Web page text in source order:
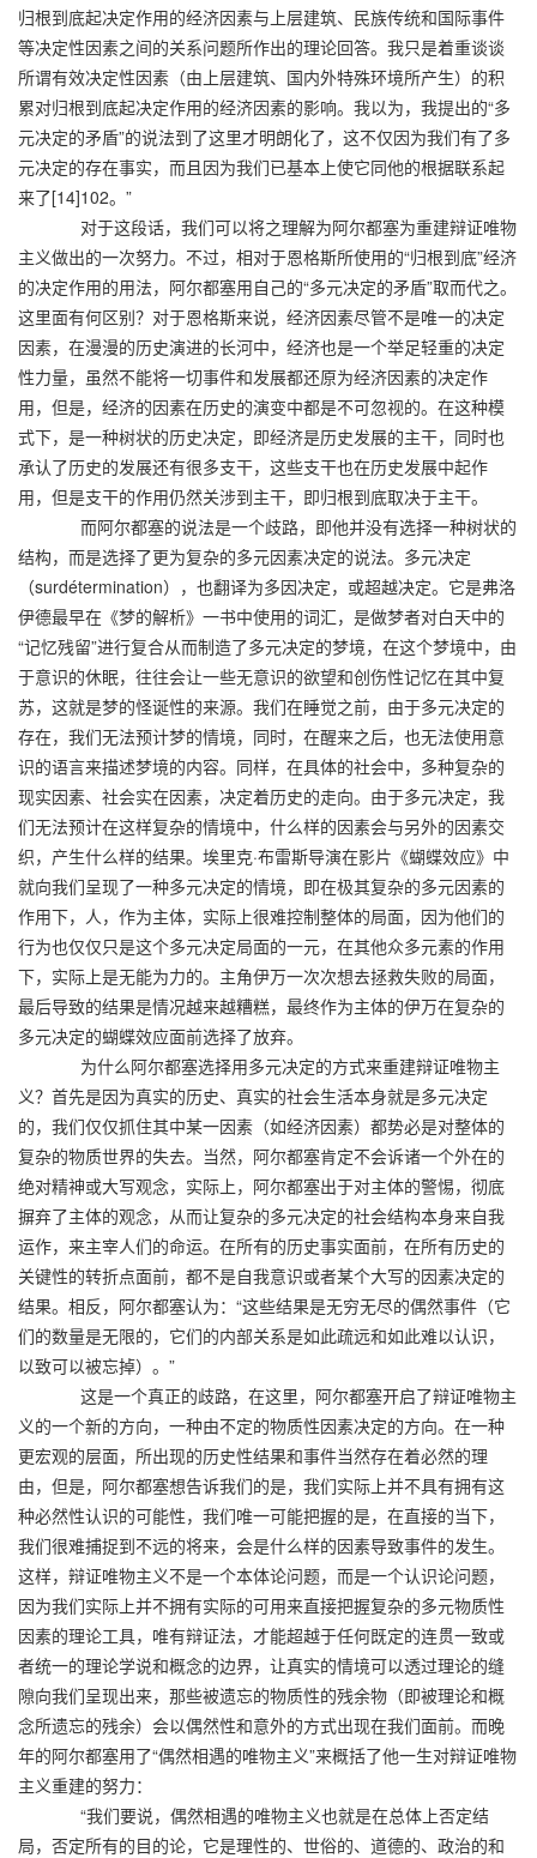
归根到底起决定作用的经济因素与上层建筑、民族传统和国际事件
等决定性因素之间的关系问题所作出的理论回答。我只是着重谈谈
所谓有效决定性因素（由上层建筑、国内外特殊环境所产生）的积
累对归根到底起决定作用的经济因素的影响。我以为，我提出的“多
元决定的矛盾”的说法到了这里才明朗化了，这不仅因为我们有了多
元决定的存在事实，而且因为我们已基本上使它同他的根据联系起
来了[14]102。”
对于这段话，我们可以将之理解为阿尔都塞为重建辩证唯物
主义做出的一次努力。不过，相对于恩格斯所使用的“归根到底”经济
的决定作用的用法，阿尔都塞用自己的“多元决定的矛盾”取而代之。
这里面有何区别？对于恩格斯来说，经济因素尽管不是唯一的决定
因素，在漫漫的历史演进的长河中，经济也是一个举足轻重的决定
性力量，虽然不能将一切事件和发展都还原为经济因素的决定作
用，但是，经济的因素在历史的演变中都是不可忽视的。在这种模
式下，是一种树状的历史决定，即经济是历史发展的主干，同时也
承认了历史的发展还有很多支干，这些支干也在历史发展中起作
用，但是支干的作用仍然关涉到主干，即归根到底取决于主干。
而阿尔都塞的说法是一个歧路，即他并没有选择一种树状的
结构，而是选择了更为复杂的多元因素决定的说法。多元决定
（surdétermination），也翻译为多因决定，或超越决定。它是弗洛
伊德最早在《梦的解析》一书中使用的词汇，是做梦者对白天中的
“记忆残留”进行复合从而制造了多元决定的梦境，在这个梦境中，由
于意识的休眠，往往会让一些无意识的欲望和创伤性记忆在其中复
苏，这就是梦的怪诞性的来源。我们在睡觉之前，由于多元决定的
存在，我们无法预计梦的情境，同时，在醒来之后，也无法使用意
识的语言来描述梦境的内容。同样，在具体的社会中，多种复杂的
现实因素、社会实在因素，决定着历史的走向。由于多元决定，我
们无法预计在这样复杂的情境中，什么样的因素会与另外的因素交
织，产生什么样的结果。埃里克·布雷斯导演在影片《蝴蝶效应》中
就向我们呈现了一种多元决定的情境，即在极其复杂的多元因素的
作用下，人，作为主体，实际上很难控制整体的局面，因为他们的
行为也仅仅只是这个多元决定局面的一元，在其他众多元素的作用
下，实际上是无能为力的。主角伊万一次次想去拯救失败的局面，
最后导致的结果是情况越来越糟糕，最终作为主体的伊万在复杂的
多元决定的蝴蝶效应面前选择了放弃。
为什么阿尔都塞选择用多元决定的方式来重建辩证唯物主
义？首先是因为真实的历史、真实的社会生活本身就是多元决定
的，我们仅仅抓住其中某一因素（如经济因素）都势必是对整体的
复杂的物质世界的失去。当然，阿尔都塞肯定不会诉诸一个外在的
绝对精神或大写观念，实际上，阿尔都塞出于对主体的警惕，彻底
摒弃了主体的观念，从而让复杂的多元决定的社会结构本身来自我
运作，来主宰人们的命运。在所有的历史事实面前，在所有历史的
关键性的转折点面前，都不是自我意识或者某个大写的因素决定的
结果。相反，阿尔都塞认为：“这些结果是无穷无尽的偶然事件（它
们的数量是无限的，它们的内部关系是如此疏远和如此难以认识，
以致可以被忘掉）。”
这是一个真正的歧路，在这里，阿尔都塞开启了辩证唯物主
义的一个新的方向，一种由不定的物质性因素决定的方向。在一种
更宏观的层面，所出现的历史性结果和事件当然存在着必然的理
由，但是，阿尔都塞想告诉我们的是，我们实际上并不具有拥有这
种必然性认识的可能性，我们唯一可能把握的是，在直接的当下，
我们很难捕捉到不远的将来，会是什么样的因素导致事件的发生。
这样，辩证唯物主义不是一个本体论问题，而是一个认识论问题，
因为我们实际上并不拥有实际的可用来直接把握复杂的多元物质性
因素的理论工具，唯有辩证法，才能超越于任何既定的连贯一致或
者统一的理论学说和概念的边界，让真实的情境可以透过理论的缝
隙向我们呈现出来，那些被遗忘的物质性的残余物（即被理论和概
念所遗忘的残余）会以偶然性和意外的方式出现在我们面前。而晚
年的阿尔都塞用了“偶然相遇的唯物主义”来概括了他一生对辩证唯物
主义重建的努力：
“我们要说，偶然相遇的唯物主义也就是在总体上否定结
局，否定所有的目的论，它是理性的、世俗的、道德的、政治的和